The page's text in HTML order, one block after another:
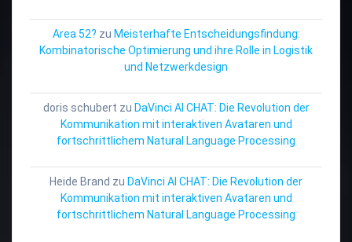
Area 52? zu Meisterhafte Entscheidungsfindung:
Kombinatorische Optimierung und ihre Rolle in Logistik
und Netzwerkdesign
doris schubert zu DaVinci AI CHAT: Die Revolution der
Kommunikation mit interaktiven Avataren und
fortschrittlichem Natural Language Processing
Heide Brand zu DaVinci AI CHAT: Die Revolution der
Kommunikation mit interaktiven Avataren und
fortschrittlichem Natural Language Processing